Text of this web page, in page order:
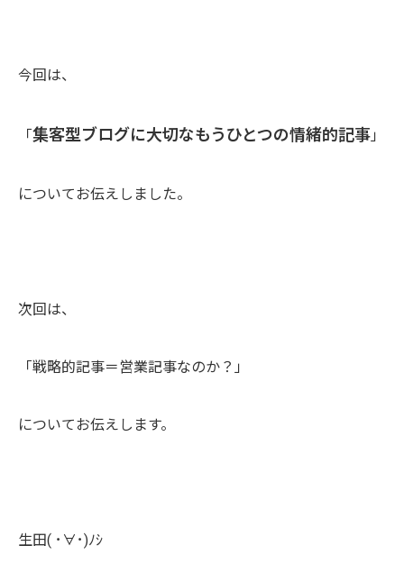
今回は、
「集客型ブログに大切なもうひとつの情緒的記事 」
についてお伝えしました。
次回は、
「戦略的記事＝営業記事なのか？」
についてお伝えします。
生田( ･∀･)ﾉｼ